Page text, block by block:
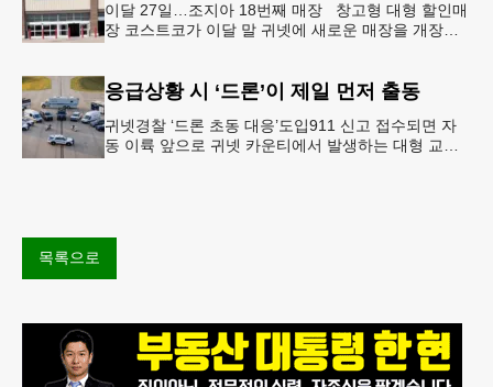
이달 27일…조지아 18번째 매장 창고형 대형 할인매
장 코스트코가 이달 말 귀넷에 새로운 매장을 개장한
응급상황 시 ‘드론’이 제일 먼저 출동
귀넷경찰 ‘드론 초동 대응’도입911 신고 접수되면 자
동 이륙 앞으로 귀넷 카운티에서 발생하는 대형 교통
목록으로